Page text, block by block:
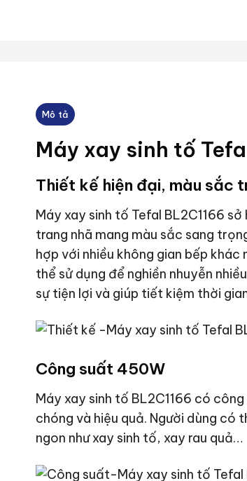
Mô tả
Máy xay sinh tố
Thiết kế hiện đại, màu sắc
Máy xay sinh tố Tefal BL2C1166
trang nhã mang màu sắc sang
hợp với nhiều không gian bếp khác
thể sử dụng để nghiền nhuyễn
sự tiện lợi và giúp tiết kiệm thời
Công suất 450W
Máy xay sinh tố BL2C1166 có
chóng và hiệu quả. Người dùng có
ngon như xay sinh tố, xay rau quả…